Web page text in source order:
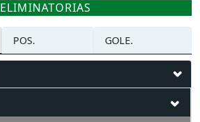
ELIMINATORIAS
POS. GOLE.